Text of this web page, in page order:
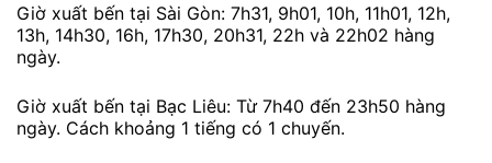
Giờ xuất bến tại Sài Gòn: 7h31, 9h01, 10h, 11h01, 12h,
13h, 14h30, 16h, 17h30, 20h31, 22h và 22h02 hàng
ngày.
Giờ xuất bến tại Bạc Liêu: Từ 7h40 đến 23h50 hàng
ngày. Cách khoảng 1 tiếng có 1 chuyến.